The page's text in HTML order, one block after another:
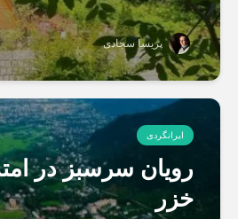
پریسا سجادی
ایرانگردی
رویان سرسبز در
خزر